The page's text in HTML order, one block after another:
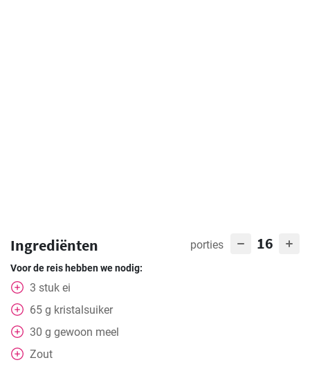
Ingrediënten porties 16
Voor de reis hebben we nodig:
3 stuk ei
65 g kristalsuiker
30 g gewoon meel
Zout